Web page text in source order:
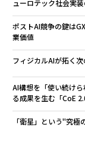
ューロテック社会実
ポストAI競争の鍵は
業価値
フィジカルAIが拓く次
AI構想を「使い続けら
る成果を生む「CoE
「衛星」という"究